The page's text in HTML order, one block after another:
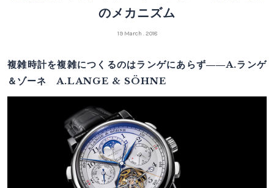
のメカニズム
19 March . 2018
複雑時計を複雑につくるのはランゲにあらず――A.ランゲ
＆ゾーネ A.LANGE & SÖHNE